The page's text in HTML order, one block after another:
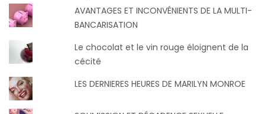
AVANTAGES ET INCONVÉNIENTS DE LA MULTI-
BANCARISATION
Le chocolat et le vin rouge éloignent de la
cécité
LES DERNIERES HEURES DE MARILYN MONROE